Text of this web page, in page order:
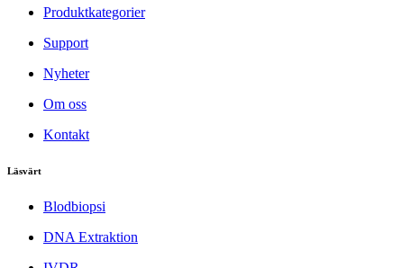
Produktkategorier
Support
Nyheter
Om oss
Kontakt
Läsvärt
Blodbiopsi
DNA Extraktion